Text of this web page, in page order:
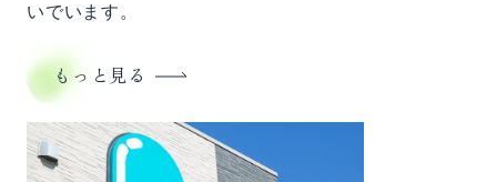
いでいます。
もっと見る